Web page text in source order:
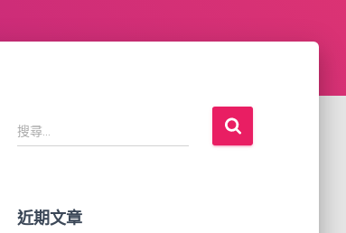
搜
尋
:
搜尋...
近期文章